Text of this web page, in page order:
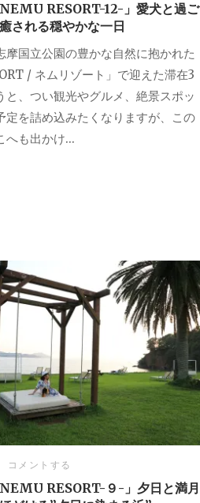
RESORT-12-」愛犬と過ご
される穏やかな一日
摩国立公園の豊かな自然に抱かれた
/ ネムリゾート」で迎えた滞在3
と、つい観光やグルメ、絶景スポッ
定を詰め込みたくなりますが、この
へも出かけ...
コメントする
RESORT-９-」夕日と満月